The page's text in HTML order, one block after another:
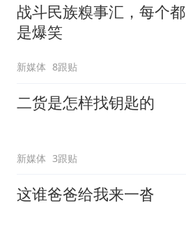
战斗民族糗事汇，每个都
是爆笑
新媒体 8跟贴
二货是怎样找钥匙的
新媒体 3跟贴
这谁爸爸给我来一沓